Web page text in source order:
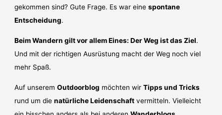
gekommen sind? Gute Frage. Es war einespontane
Entscheidung.
Beim Wandern gilt vor allem Eines: Der Weg ist das Ziel.
Und mit der richtigen Ausrüstung macht der Weg noch viel
mehr Spaß.
Auf unseremOutdoorblog möchten wirTipps und Tricks
rund um dienatürliche Leidenschaft vermitteln. Vielleicht